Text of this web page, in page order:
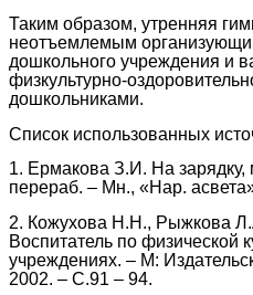
Таким образом, утренняя
неотъемлемым
дошкольного учреждения и
физкультурно-
дошкольниками.
Список использованных
1. Ермакова З.И. На
перераб. – Мн., «Нар.
2. Кожухова Н.Н., Рыжкова
Воспитатель по физической
учреждениях. – М:
2002. – С.91 – 94.